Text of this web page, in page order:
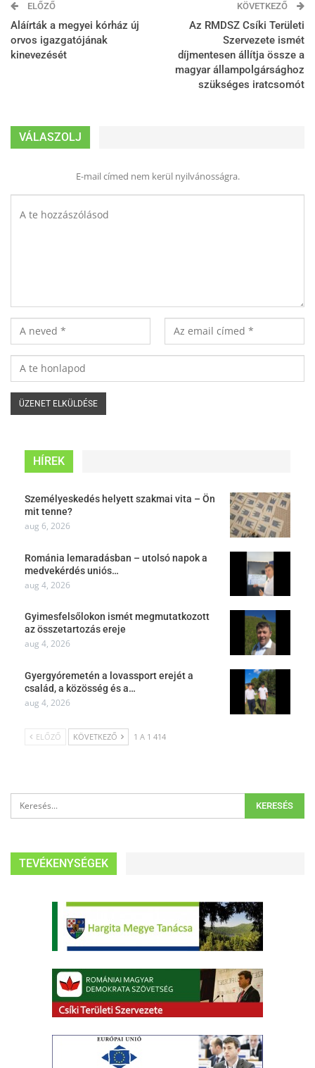
ELŐZŐ
Aláírták a megyei kórház új
orvos igazgatójának
kinevezését
KÖVETKEZŐ
Az RMDSZ Csíki Területi
Szervezete ismét
díjmentesen állítja össze a
magyar állampolgársághoz
szükséges iratcsomót
VÁLASZOLJ
E-mail címed nem kerül nyilvánosságra.
HÍREK
Személyeskedés helyett szakmai vita – Ön
mit tenne?
aug 6, 2026
Románia lemaradásban – utolsó napok a
medvekérdés uniós…
aug 4, 2026
Gyimesfelsőlokon ismét megmutatkozott
az összetartozás ereje
aug 4, 2026
Gyergyóremetén a lovassport erejét a
család, a közösség és a…
aug 4, 2026
ELŐZŐ KÖVETKEZŐ 1 A 1 414
TEVÉKENYSÉGEK